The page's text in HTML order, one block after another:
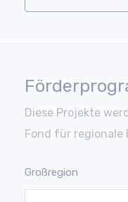
Diese Projekte
Fond für
Großregion